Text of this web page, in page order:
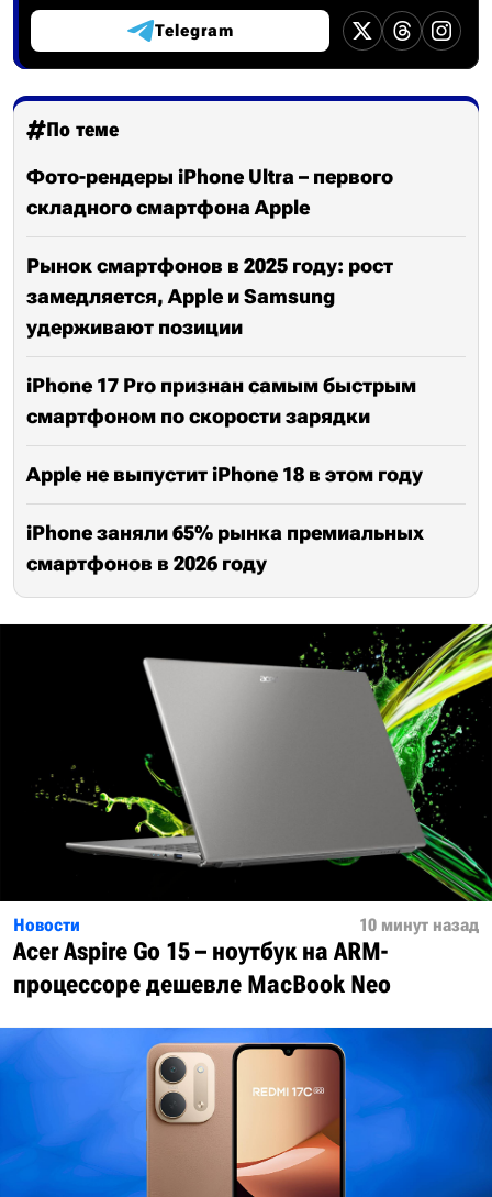
Telegram
По теме
Фото-рендеры iPhone Ultra – первого
складного смартфона Apple
Рынок смартфонов в 2025 году: рост
замедляется, Apple и Samsung
удерживают позиции
iPhone 17 Pro признан самым быстрым
смартфоном по скорости зарядки
Apple не выпустит iPhone 18 в этом году
iPhone заняли 65% рынка премиальных
смартфонов в 2026 году
Новости 10 минут назад
Acer Aspire Go 15 – ноутбук на ARM-
процессоре дешевле MacBook Neo